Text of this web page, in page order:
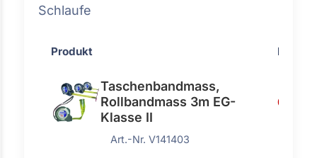
Schlaufe
Produkt Preis
Taschenbandmass,
Rollbandmass 3m EG-
Klasse II
6,30 €
Art.-Nr. V141403